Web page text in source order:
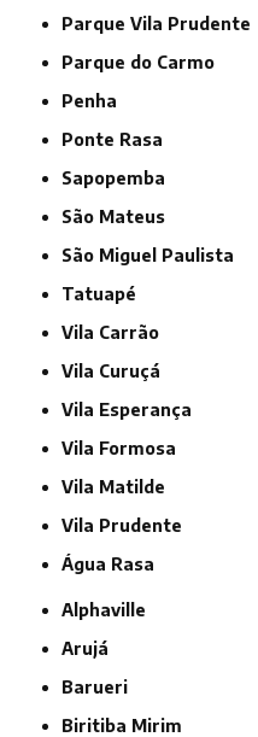
Parque Vila Prudente
Parque do Carmo
Penha
Ponte Rasa
Sapopemba
São Mateus
São Miguel Paulista
Tatuapé
Vila Carrão
Vila Curuçá
Vila Esperança
Vila Formosa
Vila Matilde
Vila Prudente
Água Rasa
Alphaville
Arujá
Barueri
Biritiba Mirim